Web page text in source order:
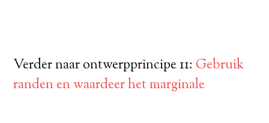
Verder naar ontwerpprincipe 11: Gebruik
randen en waardeer het marginale